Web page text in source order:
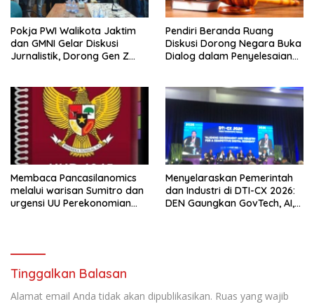
Pokja PWI Walikota Jaktim
dan GMNI Gelar Diskusi
Jurnalistik, Dorong Gen Z
Pendiri Beranda Ruang
Diskusi Dorong Negara Buka
Dialog dalam Penyelesaian
Membaca Pancasilanomics
melalui warisan Sumitro dan
urgensi UU Perekonomian
Menyelaraskan Pemerintah
dan Industri di DTI-CX 2026:
DEN Gaungkan GovTech, AI,
Tinggalkan Balasan
Alamat email Anda tidak akan dipublikasikan. Ruas yang wajib